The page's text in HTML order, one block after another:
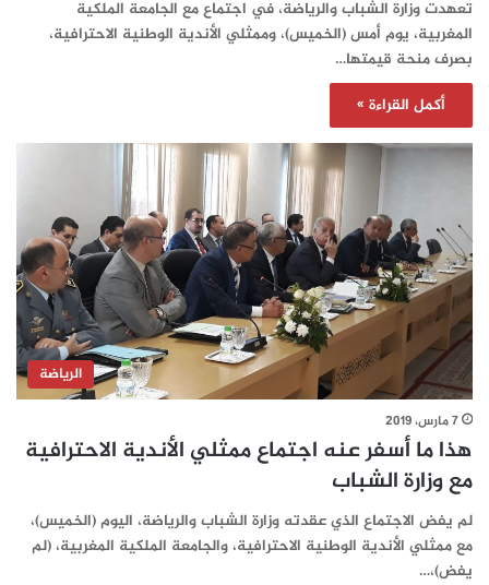
تعهدت وزارة الشباب والرياضة، في اجتماع مع الجامعة الملكية
المغربية، يوم أمس (الخميس)، وممثلي الأندية الوطنية الاحترافية،
بصرف منحة قيمتها…
أكمل القراءة »
الرياضة
7 مارس، 2019
هذا ما أسفر عنه اجتماع ممثلي الأندية الاحترافية
مع وزارة الشباب
لم يفض الاجتماع الذي عقدته وزارة الشباب والرياضة، اليوم (الخميس)،
مع ممثلي الأندية الوطنية الاحترافية، والجامعة الملكية المغربية، (لم
يفض)،…